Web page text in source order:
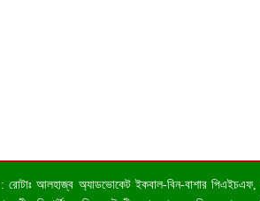
রোটাঃ আলহাজ্ব অ্যাডভোকেট ইকবাল-বিন-বাশার পিএইচএফ,